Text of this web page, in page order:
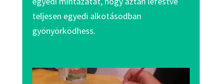
teljesen egyedi alkotásodban
gyönyörködhess.